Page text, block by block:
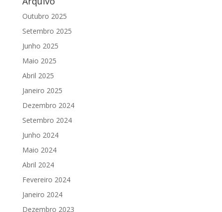
Outubro 2025
Setembro 2025
Junho 2025
Maio 2025
Abril 2025
Janeiro 2025
Dezembro 2024
Setembro 2024
Junho 2024
Maio 2024
Abril 2024
Fevereiro 2024
Janeiro 2024
Dezembro 2023